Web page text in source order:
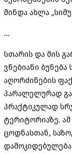
მინდა ახლა
…
სთარის და მის
ვნებიანი
აღორძინების
პარალელურად
პრაქტიკულად
ტერიტორიაზე.
ცოდნასთან,